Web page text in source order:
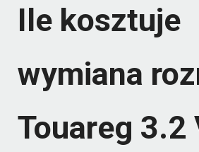
Ile kosztuje
wymiana
Touareg 3.2